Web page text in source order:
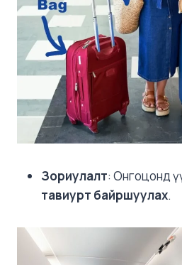
Зориулалт: Онгоцонд
тавиурт байршуулах.